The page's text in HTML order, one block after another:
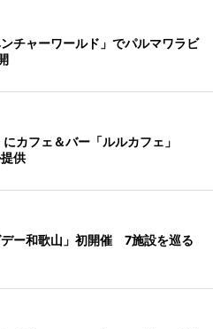
チャーワールド」でパルマワラビ
にカフェ＆バー「ルルカフェ」
供
デー和歌山」初開催 7施設を巡る